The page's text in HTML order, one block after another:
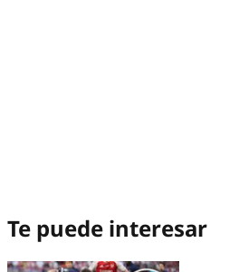
Te puede interesar